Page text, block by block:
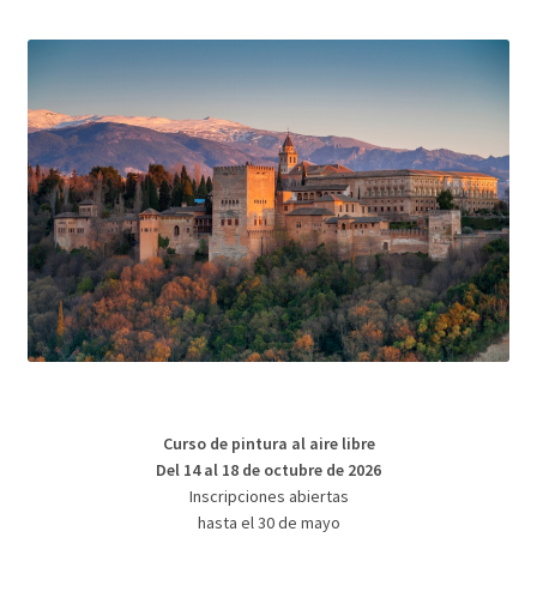
Curso de pintura al aire libre
Del 14 al 18 de octubre de 2026
Inscripciones abiertas
hasta el 30 de mayo